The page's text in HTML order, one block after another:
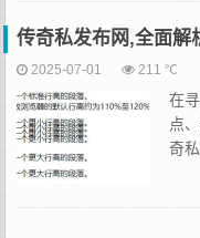
传奇私发布网,全面解
2025-07-01 211 ℃
在
点
奇